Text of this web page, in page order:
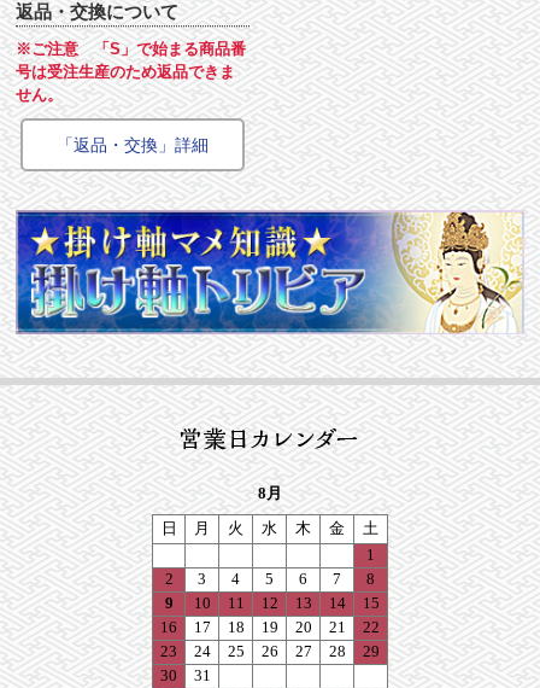
返品・交換について
※ご注意 「S」で始まる商品番
号は受注生産のため返品できま
せん。
「返品・交換」詳細